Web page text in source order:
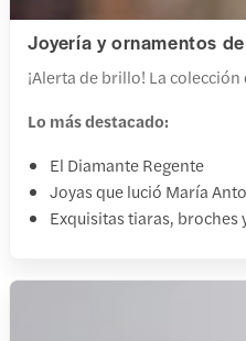
Joyería y ornamentos
¡Alerta de brillo! La
Lo más destacado:
El Diamante Regente
Joyas que lució María
Exquisitas tiaras, broches